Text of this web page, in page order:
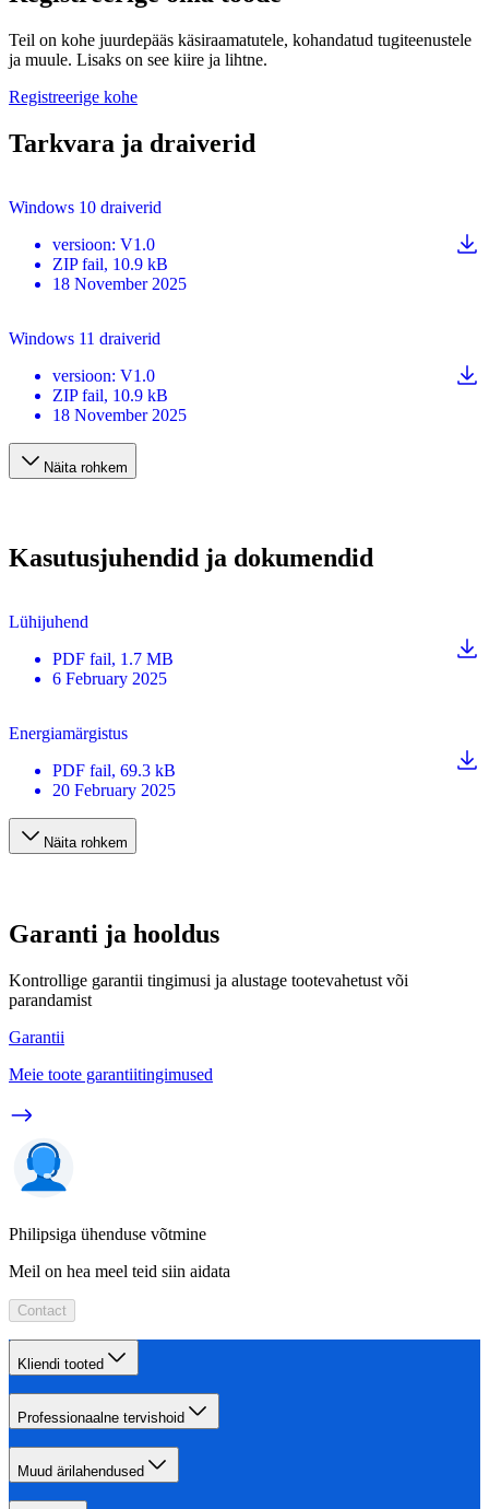
Teil on kohe juurdepääs käsiraamatutele, kohandatud tugiteenustele
ja muule. Lisaks on see kiire ja lihtne.
Registreerige kohe
Tarkvara ja draiverid
Windows 10 draiverid
versioon: V1.0
ZIP fail, 10.9 kB
18 November 2025
Windows 11 draiverid
versioon: V1.0
ZIP fail, 10.9 kB
18 November 2025
Näita rohkem
Kasutusjuhendid ja dokumendid
Lühijuhend
PDF fail, 1.7 MB
6 February 2025
Energiamärgistus
PDF fail, 69.3 kB
20 February 2025
Näita rohkem
Garanti ja hooldus
Kontrollige garantii tingimusi ja alustage tootevahetust või
parandamist
Garantii
Meie toote garantiitingimused
Philipsiga ühenduse võtmine
Meil on hea meel teid siin aidata
Contact
Kliendi tooted
Professionaalne tervishoid
Muud ärilahendused